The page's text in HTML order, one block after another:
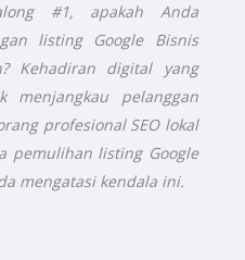
#1, apakah Anda
listing Google Bisnis
Kehadiran digital yang
pelanggan
profesional SEO lokal
pemulihan listing Google
mengatasi kendala ini.